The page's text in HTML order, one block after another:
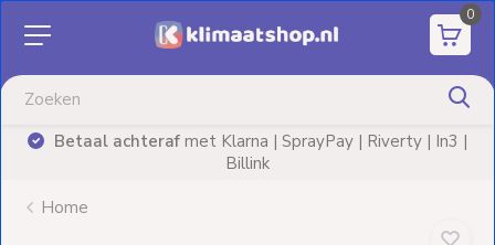
0
Betaal achterafmet Klarna | SprayPay | Riverty | In3 |
Billink
Aanbiedingen
verwarming
Home